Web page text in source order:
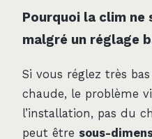
Pourquoi la clim ne
malgré un réglage
Si vous réglez très
chaude, le problème
l’installation, pas du
peut être sous-